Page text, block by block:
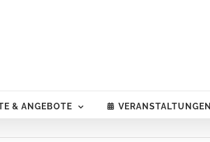
& ANGEBOTE VERANSTALTUNGEN